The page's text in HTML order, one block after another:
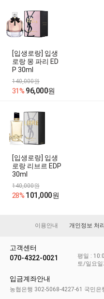
[입생로랑] 입생
로랑 몽 파리 ED
P 30ml
140,000원
31% 96,000원
[입생로랑] 입생
로랑 리브르 EDP
30ml
140,000원
28% 101,000원
이용안내 개인정보 처
고객센터
070-4322-0021
평일 :
토/일요
입금계좌안내
농협은행 302-5068-4227-61 국민